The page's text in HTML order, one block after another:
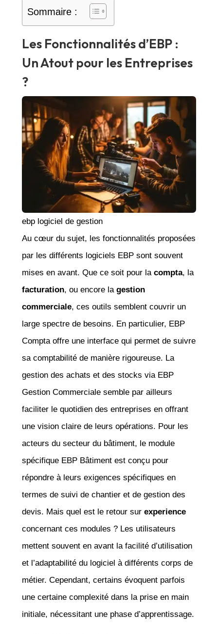
Sommaire :
Les Fonctionnalités d’EBP :
Un Atout pour les Entreprises
?
ebp logiciel de gestion
Au cœur du sujet, les fonctionnalités proposées
par les différents logiciels EBP sont souvent
mises en avant. Que ce soit pour la compta, la
facturation, ou encore la gestion
commerciale, ces outils semblent couvrir un
large spectre de besoins. En particulier, EBP
Compta offre une interface qui permet de suivre
sa comptabilité de manière rigoureuse. La
gestion des achats et des stocks via EBP
Gestion Commerciale semble par ailleurs
faciliter le quotidien des entreprises en offrant
une vision claire de leurs opérations. Pour les
acteurs du secteur du bâtiment, le module
spécifique EBP Bâtiment est conçu pour
répondre à leurs exigences spécifiques en
termes de suivi de chantier et de gestion des
devis. Mais quel est le retour sur experience
concernant ces modules ? Les utilisateurs
mettent souvent en avant la facilité d’utilisation
et l’adaptabilité du logiciel à différents corps de
métier. Cependant, certains évoquent parfois
une certaine complexité dans la prise en main
initiale, nécessitant une phase d’apprentissage.